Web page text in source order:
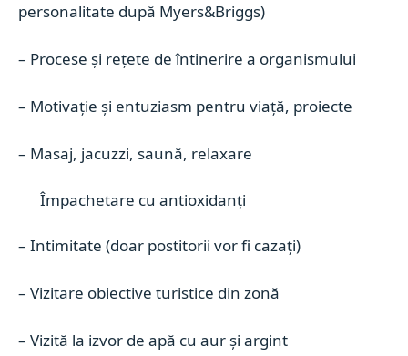
personalitate după Myers&Briggs)
– Procese și rețete de întinerire a organismului
– Motivație și entuziasm pentru viață, proiecte
– Masaj, jacuzzi, saună, relaxare
Împachetare cu antioxidanți
– Intimitate (doar postitorii vor fi cazați)
– Vizitare obiective turistice din zonă
– Vizită la izvor de apă cu aur și argint